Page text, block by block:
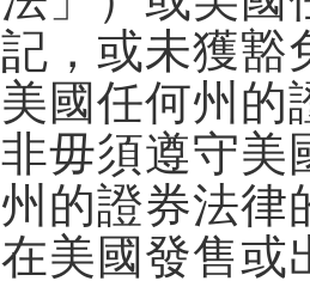
記，或未獲豁
美國任何州的
非毋須遵守美
州的證券法律
在美國發售或